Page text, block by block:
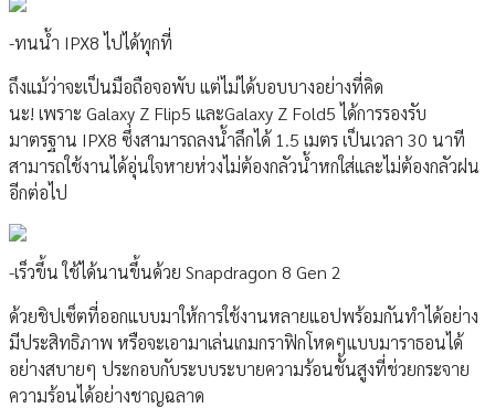
-ทนน้ำ IPX8 ไปได้ทุกที่
ถึงแม้ว่าจะเป็นมือถือจอพับ แต่ไม่ได้บอบบางอย่างที่คิด
นะ! เพราะ Galaxy Z Flip5 และGalaxy Z Fold5 ได้การรองรับ
มาตรฐาน IPX8 ซึ่งสามารถลงน้ำลึกได้ 1.5 เมตร เป็นเวลา 30 นาที
สามารถใช้งานได้อุ่นใจหายห่วงไม่ต้องกลัวน้ำหกใส่และไม่ต้องกลัวฝน
อีกต่อไป
-เร็วขึ้น ใช้ได้นานขึ้นด้วย Snapdragon 8 Gen 2
ด้วยชิปเซ็ตที่ออกแบบมาให้การใช้งานหลายแอปพร้อมกันทำได้อย่าง
มีประสิทธิภาพ หรือจะเอามาเล่นเกมกราฟิกโหดๆแบบมาราธอนได้
อย่างสบายๆ ประกอบกับระบบระบายความร้อนชั้นสูงที่ช่วยกระจาย
ความร้อนได้อย่างชาญฉลาด